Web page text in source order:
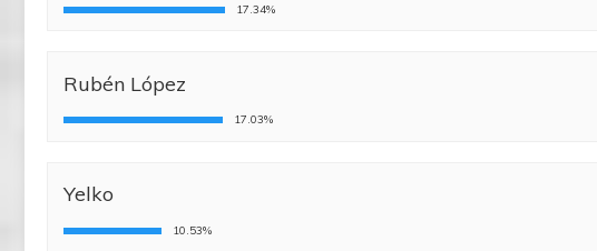
17.34%
Rubén López
17.03%
Yelko
10.53%